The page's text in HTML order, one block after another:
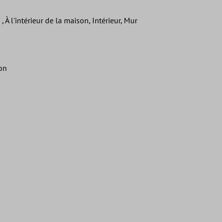
À l'intérieur de la maison, Intérieur, Mur